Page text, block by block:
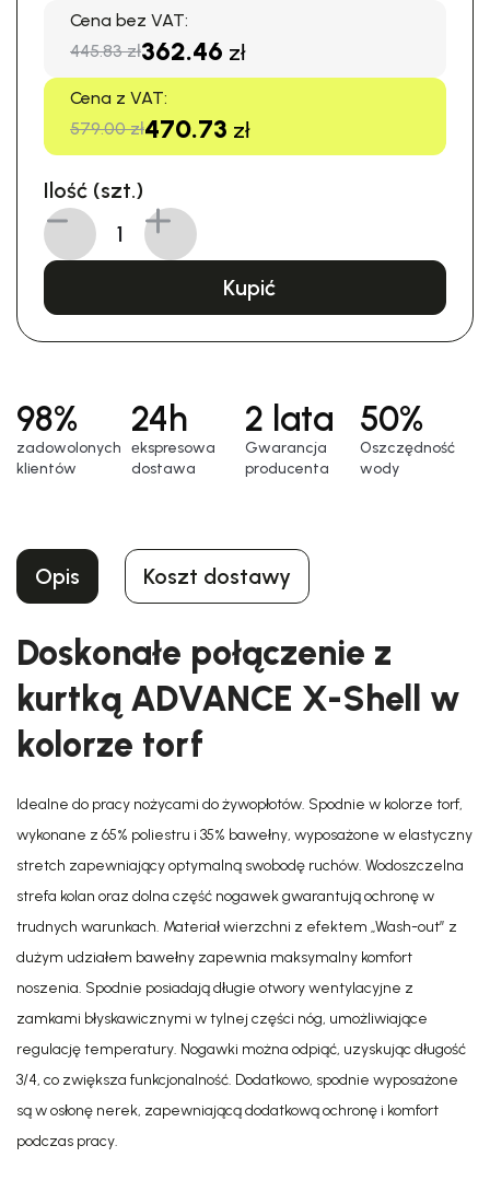
Cena bez VAT:
445.83 zł362.46 zł
Cena z VAT:
579.00 zł470.73 zł
Ilość (szt.)
Kupić
98%
zadowolonych
klientów
24h
еkspresowa
dostawa
2 lata
Gwarancja
producenta
50%
Oszczędność
wody
Opis Koszt dostawy
Doskonałe połączenie z
kurtką ADVANCE X-Shell w
kolorze torf
Idealne do pracy nożycami do żywopłotów. Spodnie w kolorze torf,
wykonane z 65% poliestru i 35% bawełny, wyposażone w elastyczny
stretch zapewniający optymalną swobodę ruchów. Wodoszczelna
strefa kolan oraz dolna część nogawek gwarantują ochronę w
trudnych warunkach. Materiał wierzchni z efektem „Wash-out” z
dużym udziałem bawełny zapewnia maksymalny komfort
noszenia. Spodnie posiadają długie otwory wentylacyjne z
zamkami błyskawicznymi w tylnej części nóg, umożliwiające
regulację temperatury. Nogawki można odpiąć, uzyskując długość
3/4, co zwiększa funkcjonalność. Dodatkowo, spodnie wyposażone
są w osłonę nerek, zapewniającą dodatkową ochronę i komfort
podczas pracy.